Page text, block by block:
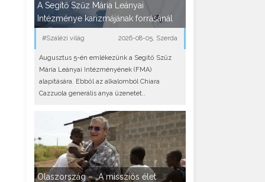
A Segítő Szűz Mária Leányai
Intézménye karizmájának forrásánál
#Szalézi világ 2026-08-05, Szerda
Augusztus 5-én emlékezünk a Segítő Szűz
Mária Leányai Intézményének (FMA)
alapítására. Ebből az alkalomból Chiara
Cazzuola generális anya üzenetet..
Olaszország – „A missziós élet